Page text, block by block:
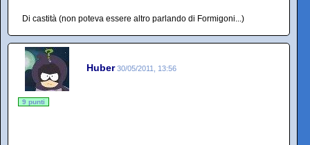
Di castità (non poteva essere altro parlando di Formigoni...)
Huber 30/05/2011, 13:56
9 punti